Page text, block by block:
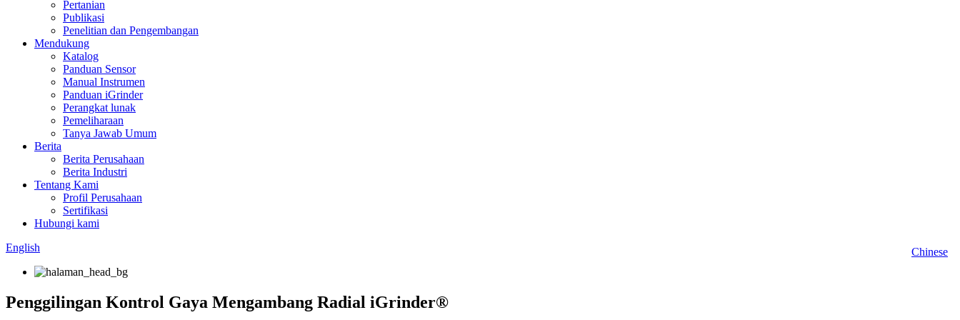
Pertanian
Publikasi
Penelitian dan Pengembangan
Mendukung
Katalog
Panduan Sensor
Manual Instrumen
Panduan iGrinder
Perangkat lunak
Pemeliharaan
Tanya Jawab Umum
Berita
Berita Perusahaan
Berita Industri
Tentang Kami
Profil Perusahaan
Sertifikasi
Hubungi kami
Chinese
English
Penggilingan Kontrol Gaya Mengambang Radial iGrinder®